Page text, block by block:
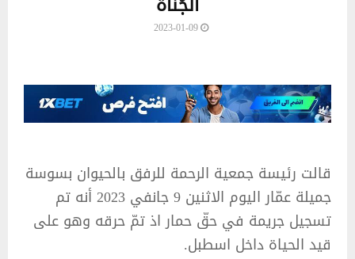
2023-01-09
قالت رئيسة جمعية الرحمة للرفق بالحيوان بسوسة
جميلة عمّار اليوم الاثنين 9 جانفي 2023 أنه تم
تسجيل جريمة في حقّ حمار اذ تمّ حرقه وهو على
قيد الحياة داخل اسطبل.